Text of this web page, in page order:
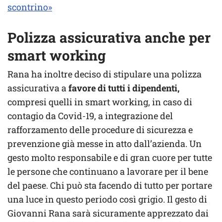
scontrino»
Polizza assicurativa anche per
smart working
Rana ha inoltre deciso di stipulare una polizza
assicurativa a favore di tutti i dipendenti,
compresi quelli in smart working, in caso di
contagio da Covid-19, a integrazione del
rafforzamento delle procedure di sicurezza e
prevenzione già messe in atto dall’azienda. Un
gesto molto responsabile e di gran cuore per tutte
le persone che continuano a lavorare per il bene
del paese. Chi può sta facendo di tutto per portare
una luce in questo periodo così grigio. Il gesto di
Giovanni Rana sarà sicuramente apprezzato dai